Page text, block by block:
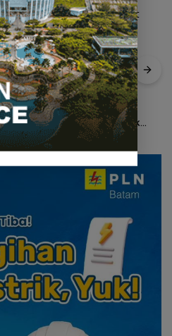
Wagub Nyanyang Salat
Iduladha Bersama
Masyarakat Lingga, Ajak
Perkuat Nilai Pengorbanan
dan Solidaritas